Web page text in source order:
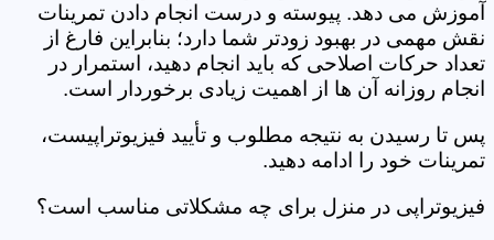
آموزش می دهد. پیوسته و درست انجام دادن تمرینات
نقش مهمی در بهبود زودتر شما دارد؛ بنابراین فارغ از
تعداد حرکات اصلاحی که باید انجام دهید، استمرار در
انجام روزانه آن ها از اهمیت زیادی برخوردار است.
پس تا رسیدن به نتیجه مطلوب و تأیید فیزیوتراپیست،
تمرینات خود را ادامه دهید.
فیزیوتراپی در منزل برای چه مشکلاتی مناسب است؟